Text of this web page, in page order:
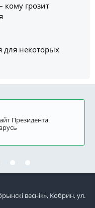
кому грозит
для некоторых
Президента
веснiк», Кобрин, ул.